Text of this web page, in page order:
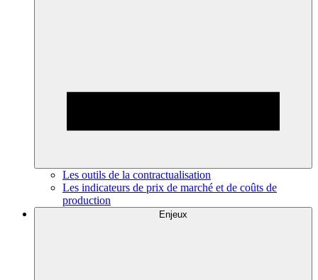
Les outils de la contractualisation
Les indicateurs de prix de marché et de coûts de
production
Enjeux